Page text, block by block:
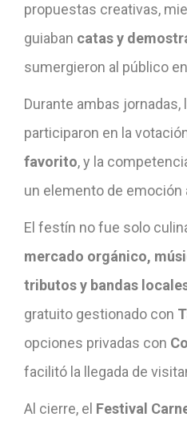
propuestas creativas,
guiaban catas y
sumergieron al público
Durante ambas
participaron en la
favorito, y la
un elemento de emoción
El festín no fue solo
mercado orgánico,
tributos y bandas
gratuito gestionado con
opciones privadas con
facilitó la llegada de
Al cierre, el Festival